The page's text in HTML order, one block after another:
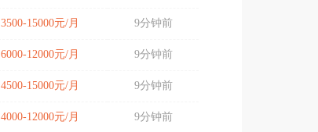
3500-15000元/月 9分钟前
6000-12000元/月 9分钟前
4500-15000元/月 9分钟前
4000-12000元/月 9分钟前